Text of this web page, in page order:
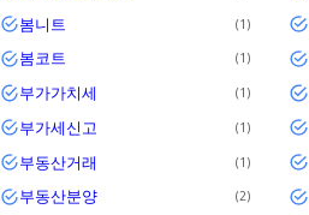
봄니트 1
봄코트 1
부가가치세 1
부가세신고 1
부동산거래 1
부동산분양 2